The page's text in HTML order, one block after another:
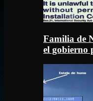
Familia de
el